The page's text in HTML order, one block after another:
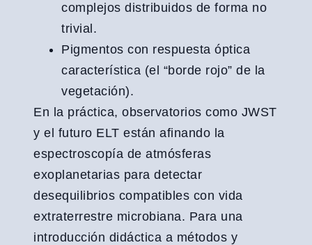
complejos distribuidos de forma no
trivial.
Pigmentos con respuesta óptica
característica (el “borde rojo” de la
vegetación).
En la práctica, observatorios como JWST
y el futuro ELT están afinando la
espectroscopía de atmósferas
exoplanetarias para detectar
desequilibrios compatibles con vida
extraterrestre microbiana. Para una
introducción didáctica a métodos y